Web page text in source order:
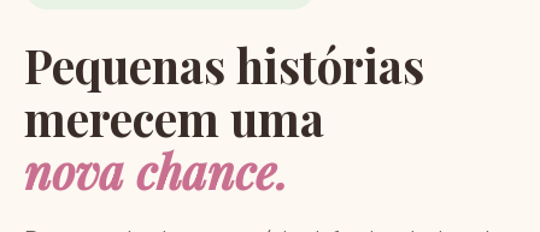
Pequenas histórias
merecem uma
nova chance.